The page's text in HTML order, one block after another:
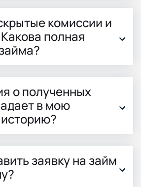
комиссии и
полная
о полученных
в мою
заявку на займ